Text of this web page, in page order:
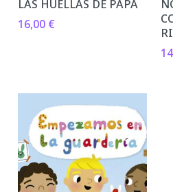
LAS HUELLAS DE PAPA
16,00 €